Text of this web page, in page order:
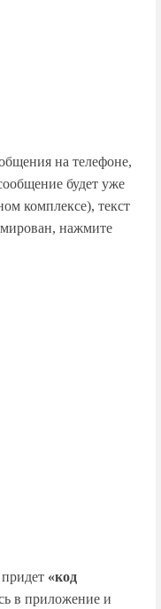
на телефоне,
будет уже
комплексе), текст
нажмите
«код
в приложение и